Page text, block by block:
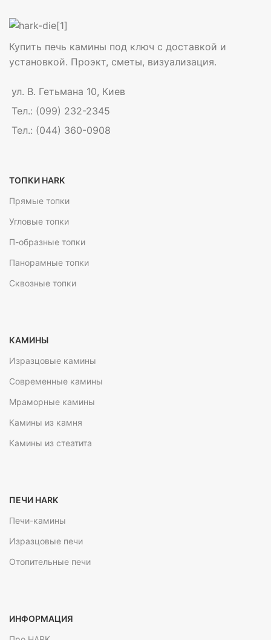
Купить печь камины под ключ с доставкой и
установкой. Проэкт, сметы, визуализация.
ул. В. Гетьмана 10, Киев
Тел.: (099) 232-2345
Тел.: (044) 360-0908
ТОПКИ HARK
Прямые топки
Угловые топки
П-образные топки
Панорамные топки
Сквозные топки
КАМИНЫ
Изразцовые камины
Современные камины
Мраморные камины
Камины из камня
Камины из стеатита
ПЕЧИ HARK
Печи-камины
Изразцовые печи
Отопительные печи
ИНФОРМАЦИЯ